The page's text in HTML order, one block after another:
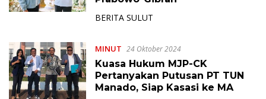
BERITA SULUT
MINUT 24 Oktober 2024
Kuasa Hukum MJP-CK
Pertanyakan Putusan PT TUN
Manado, Siap Kasasi ke MA